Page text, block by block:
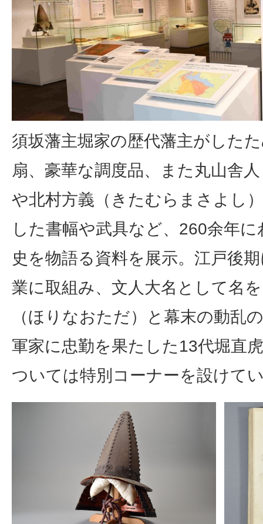
須坂藩主堀家の歴代藩主がした
扇、豪華な調度品、また丸山舎
や北村方義（きたむらまさよし
した書幅や武具など、260余年
史を物語る資料を展示。江戸後
業に取組み、文人大名として名
（ほりなおただ）と幕末の動乱
軍家に忠勤を果たした13代堀直
ついては特別コーナーを設けて